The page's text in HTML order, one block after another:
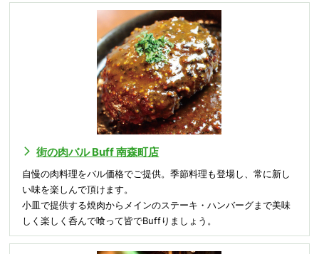
街の肉バル Buff 南森町店
自慢の肉料理をバル価格でご提供。季節料理も登場し、常に新し
い味を楽しんで頂けます。
小皿で提供する焼肉からメインのステーキ・ハンバーグまで美味
しく楽しく呑んで喰って皆でBuffりましょう。